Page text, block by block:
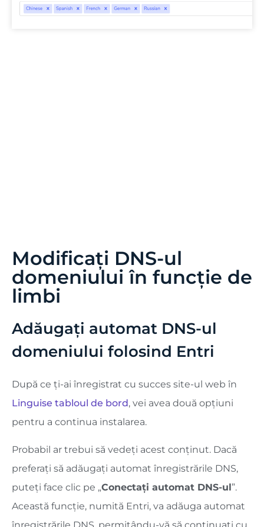
Modificați DNS-ul
domeniului în funcție de
limbi
Adăugați automat DNS-ul
domeniului folosind Entri
După ce ți-ai înregistrat cu succes site-ul web în
Linguise tabloul de bord , vei avea două opțiuni
pentru a continua instalarea.
Probabil ar trebui să vedeți acest conținut. Dacă
preferați să adăugați automat înregistrările DNS,
puteți face clic pe „Conectați automat DNS-ul”.
Această funcție, numită Entri, va adăuga automat